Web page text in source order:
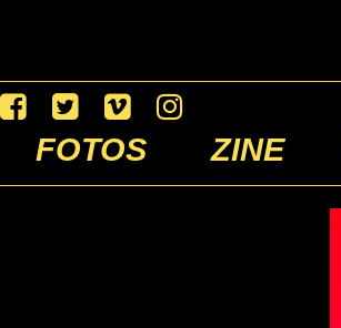
FOTOS ZINE